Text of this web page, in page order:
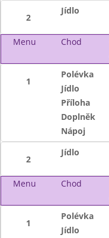
2
Jídlo
Menu Chod
1
Polévka
Jídlo
Příloha
Doplněk
Nápoj
2
Jídlo
Menu Chod
1
Polévka
Jídlo